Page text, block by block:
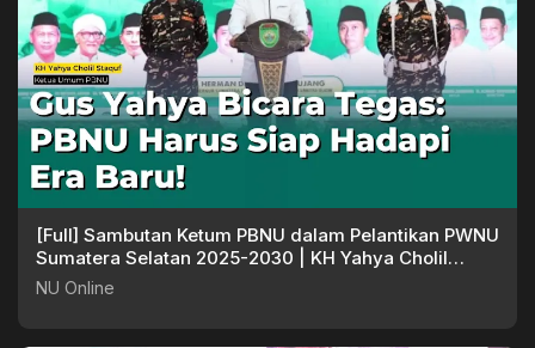
[Full] Sambutan Ketum PBNU dalam Pelantikan PWNU
Sumatera Selatan 2025-2030 | KH Yahya Cholil
Staquf
NU Online